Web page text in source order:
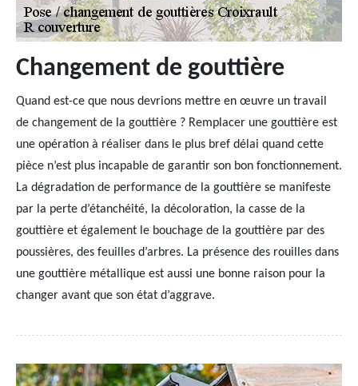
Changement de gouttière
Quand est-ce que nous devrions mettre en œuvre un travail
de changement de la gouttière ? Remplacer une gouttière est
une opération à réaliser dans le plus bref délai quand cette
pièce n’est plus incapable de garantir son bon fonctionnement.
La dégradation de performance de la gouttière se manifeste
par la perte d’étanchéité, la décoloration, la casse de la
gouttière et également le bouchage de la gouttière par des
poussières, des feuilles d’arbres. La présence des rouilles dans
une gouttière métallique est aussi une bonne raison pour la
changer avant que son état d’aggrave.